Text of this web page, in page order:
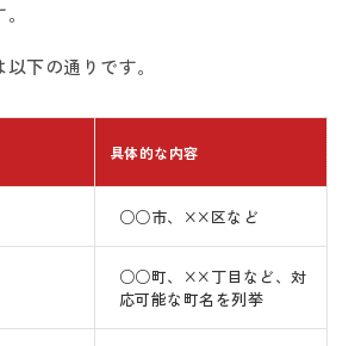
下の通りです。
具体的な内容
○○市、××区など
○○町、××丁目など、対
応可能な町名を列挙